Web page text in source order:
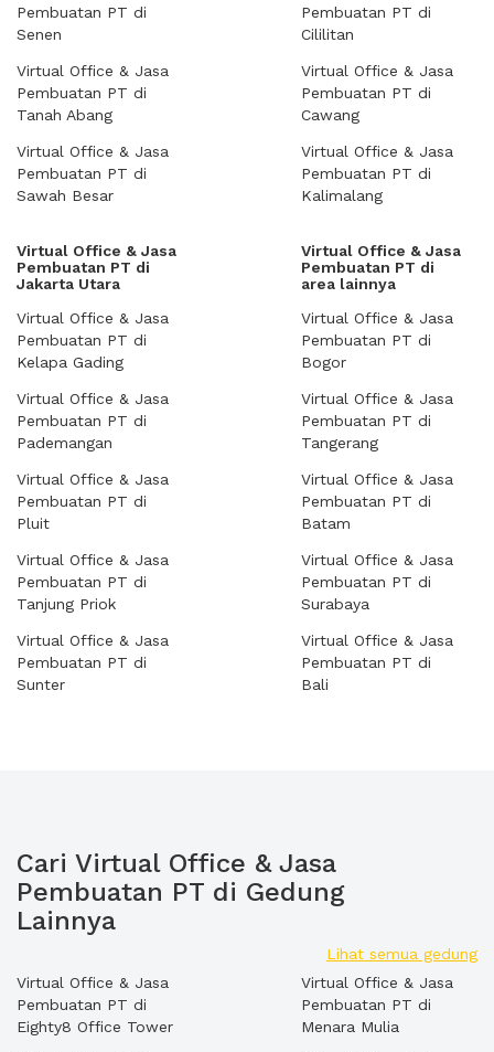
Pembuatan PT di
Senen
Virtual Office & Jasa
Pembuatan PT di
Tanah Abang
Virtual Office & Jasa
Pembuatan PT di
Sawah Besar
Pembuatan PT di
Cililitan
Virtual Office & Jasa
Pembuatan PT di
Cawang
Virtual Office & Jasa
Pembuatan PT di
Kalimalang
Virtual Office & Jasa
Pembuatan PT di
Jakarta Utara
Virtual Office & Jasa
Pembuatan PT di
Kelapa Gading
Virtual Office & Jasa
Pembuatan PT di
Pademangan
Virtual Office & Jasa
Pembuatan PT di
Pluit
Virtual Office & Jasa
Pembuatan PT di
Tanjung Priok
Virtual Office & Jasa
Pembuatan PT di
Sunter
Virtual Office & Jasa
Pembuatan PT di
area lainnya
Virtual Office & Jasa
Pembuatan PT di
Bogor
Virtual Office & Jasa
Pembuatan PT di
Tangerang
Virtual Office & Jasa
Pembuatan PT di
Batam
Virtual Office & Jasa
Pembuatan PT di
Surabaya
Virtual Office & Jasa
Pembuatan PT di
Bali
Cari Virtual Office & Jasa
Pembuatan PT di Gedung
Lainnya
Lihat semua gedung
Virtual Office & Jasa
Pembuatan PT di
Eighty8 Office Tower
Virtual Office & Jasa
Pembuatan PT di
Menara Mulia